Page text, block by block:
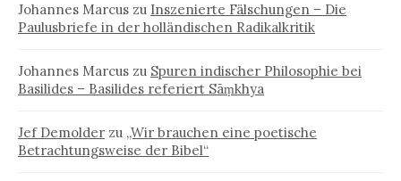
Johannes Marcus zu Inszenierte Fälschungen – Die
Paulusbriefe in der holländischen Radikalkritik
Johannes Marcus zu Spuren indischer Philosophie bei
Basilides – Basilides referiert Sāṃkhya
Jef Demolder zu „Wir brauchen eine poetische
Betrachtungsweise der Bibel“